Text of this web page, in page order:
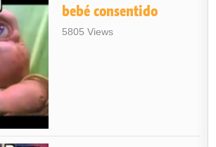
bebé consentido
5805 Views